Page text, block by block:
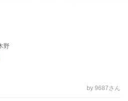
野
by 9687さん